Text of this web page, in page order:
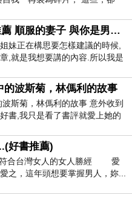
好書與好文推薦 順服的妻子 與你是男人的愛侶還是母親
妹正在構思要怎樣建議的時候,
,就是我想要講的內容.所以我是
的波斯菊，林傌利的故事
斯菊，林傌利的故事 意外收到
書,我只是看了書評就愛上她的
好書推薦)
符合台灣女人的女人勝經 愛
之，這年頭想要掌握男人，妳...